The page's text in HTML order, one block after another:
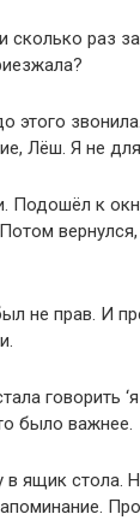
сколько раз
этого
Лёш. Я не
Подошёл к
не прав. И
говорить
было важнее.
в ящик стола.